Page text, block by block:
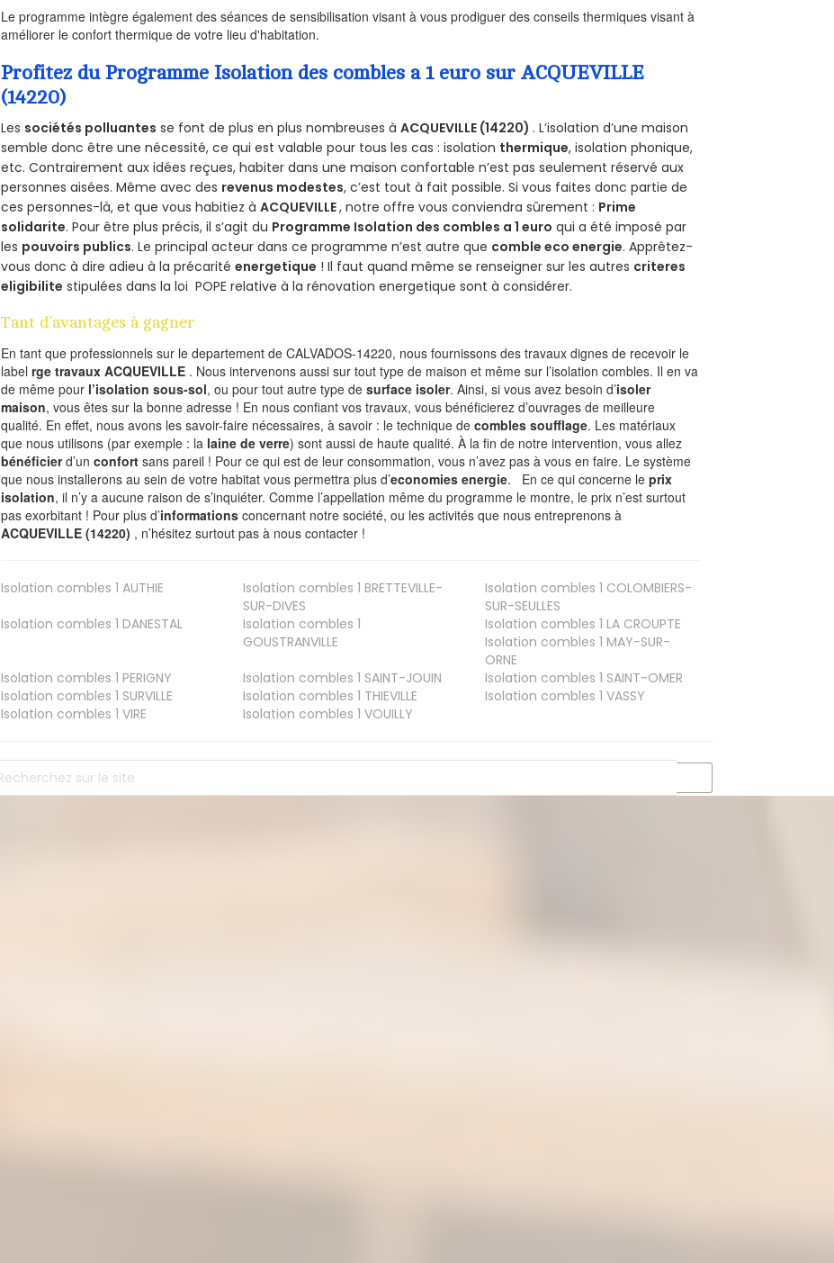
Le programme intègre également des séances de sensibilisation visant à vous prodiguer des conseils thermiques visant à
améliorer le confort thermique de votre lieu d'habitation.
Profitez du Programme Isolation des combles a 1 euro sur ACQUEVILLE
(14220)
Les sociétés polluantes se font de plus en plus nombreuses àACQUEVILLE (14220) . L’isolation d’une maison
semble donc être une nécessité, ce qui est valable pour tous les cas : isolation thermique, isolation phonique,
etc. Contrairement aux idées reçues, habiter dans une maison confortable n’est pas seulement réservé aux
personnes aisées. Même avec des revenus modestes, c’est tout à fait possible. Si vous faites donc partie de
ces personnes-là, et que vous habitiez àACQUEVILLE, notre offre vous conviendra sûrement : Prime
solidarite. Pour être plus précis, il s’agit du Programme Isolation des combles a 1 euro qui a été imposé par
les pouvoirs publics. Le principal acteur dans ce programme n’est autre que comble eco energie. Apprêtez-
vous donc à dire adieu à la précaritéenergetique ! Il faut quand même se renseigner sur les autres criteres
eligibilite stipulées dans la loi POPE relative à la rénovation energetique sont à considérer.
Tant d’avantages à gagner
En tant que professionnels sur le departement de CALVADOS-14220, nous fournissons des travaux dignes de recevoir le
labelrge travaux ACQUEVILLE . Nous intervenons aussi sur tout type de maison et même sur l’isolation combles. Il en va
de même pour l’isolation sous-sol, ou pour tout autre type desurface isoler. Ainsi, si vous avez besoin d’isoler
maison, vous êtes sur la bonne adresse ! En nous confiant vos travaux, vous bénéficierez d’ouvrages de meilleure
qualité. En effet, nous avons les savoir-faire nécessaires, à savoir : le technique decombles soufflage. Les matériaux
que nous utilisons (par exemple : la laine de verre) sont aussi de haute qualité. À la fin de notre intervention, vous allez
bénéficierd’unconfort sans pareil ! Pour ce qui est de leur consommation, vous n’avez pas à vous en faire. Le système
que nous installerons au sein de votre habitat vous permettra plus d’economies energie. En ce qui concerne leprix
isolation, il n’y a aucune raison de s’inquiéter. Comme l’appellation même du programme le montre, le prix n’est surtout
pas exorbitant ! Pour plus d’informations concernant notre société, ou les activités que nous entreprenons à
ACQUEVILLE (14220) , n’hésitez surtout pas à nous contacter !
Isolation combles 1 AUTHIE Isolation combles 1 BRETTEVILLE-
SUR-DIVES
Isolation combles 1 COLOMBIERS-
SUR-SEULLES
Isolation combles 1 DANESTAL
Isolation combles 1
GOUSTRANVILLE
Isolation combles 1 LA CROUPTE
Isolation combles 1 MAY-SUR-
ORNE
Isolation combles 1 PERIGNY Isolation combles 1 SAINT-JOUIN Isolation combles 1 SAINT-OMER
Isolation combles 1 SURVILLE Isolation combles 1 THIEVILLE Isolation combles 1 VASSY
Isolation combles 1 VIRE Isolation combles 1 VOUILLY